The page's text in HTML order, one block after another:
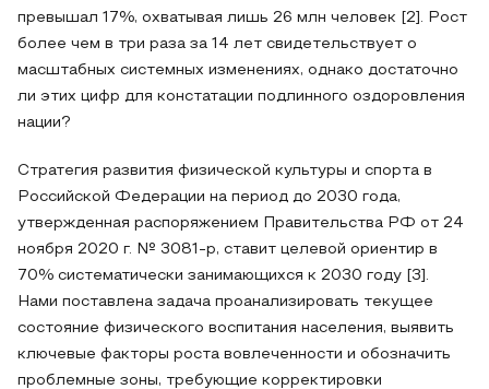
превышал 17%, охватывая лишь 26 млн человек [2]. Рост
более чем в три раза за 14 лет свидетельствует о
масштабных системных изменениях, однако достаточно
ли этих цифр для констатации подлинного оздоровления
нации?
Стратегия развития физической культуры и спорта в
Российской Федерации на период до 2030 года,
утвержденная распоряжением Правительства РФ от 24
ноября 2020 г. № 3081-р, ставит целевой ориентир в
70% систематически занимающихся к 2030 году [3].
Нами поставлена задача проанализировать текущее
состояние физического воспитания населения, выявить
ключевые факторы роста вовлеченности и обозначить
проблемные зоны, требующие корректировки